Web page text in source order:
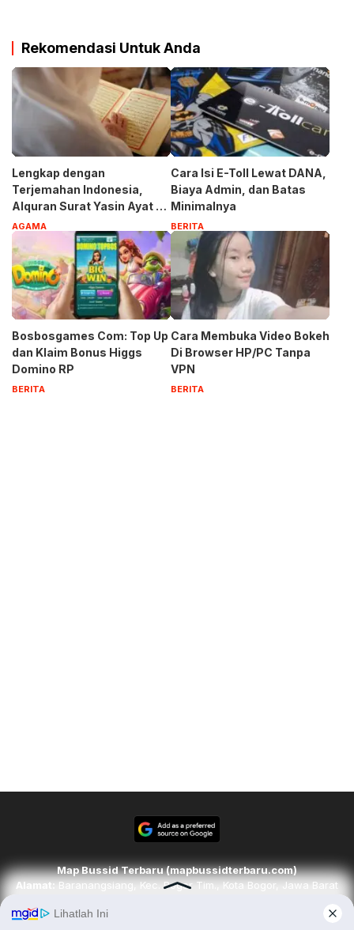
Rekomendasi Untuk Anda
Lengkap dengan
Terjemahan Indonesia,
Alquran Surat Yasin Ayat 1-
83
AGAMA
Cara Isi E-Toll Lewat DANA,
Biaya Admin, dan Batas
Minimalnya
BERITA
Bosbosgames Com: Top Up
dan Klaim Bonus Higgs
Domino RP
BERITA
Cara Membuka Video Bokeh
Di Browser HP/PC Tanpa
VPN
BERITA
Map Bussid Terbaru (mapbussidterbaru.com)
Alamat: Baranangsiang, Kec. Bogor Tim., Kota Bogor, Jawa Barat
Email: